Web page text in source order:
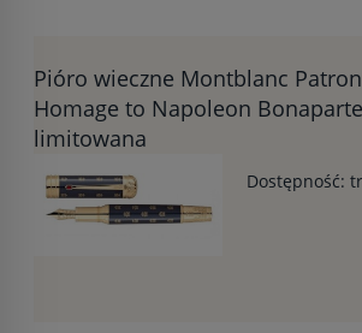
Pióro wieczne Montblanc
Homage to Napoleon
limitowana
Dostępność: